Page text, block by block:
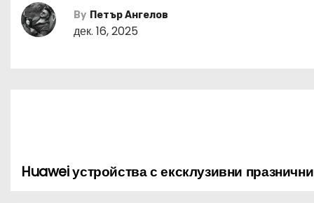
By Петър Ангелов
дек. 16, 2025
Н
Huawei устройства с ексклузивни